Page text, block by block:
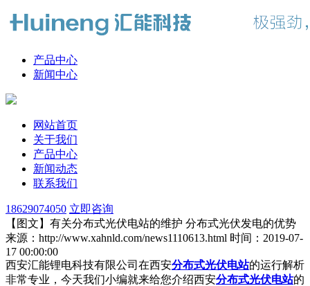
产品中心
新闻中心
网站首页
关于我们
产品中心
新闻动态
联系我们
18629074050 立即咨询
【图文】有关分布式光伏电站的维护 分布式光伏发电的优势
来源：http://www.xahnld.com/news1110613.html 时间：2019-07-
17 00:00:00
西安汇能锂电科技有限公司在西安分布式光伏电站的运行解析
非常专业，今天我们小编就来给您介绍西安分布式光伏电站的